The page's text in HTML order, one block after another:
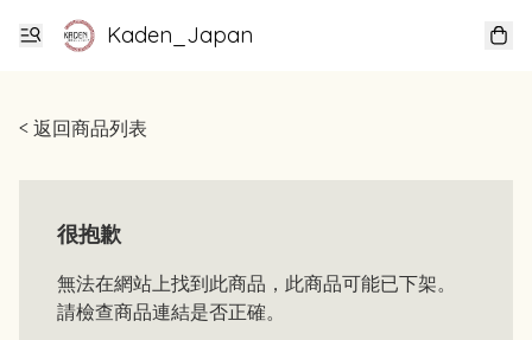
Kaden_Japan
< 返回商品列表
很抱歉
無法在網站上找到此商品，此商品可能已下架。
請檢查商品連結是否正確。